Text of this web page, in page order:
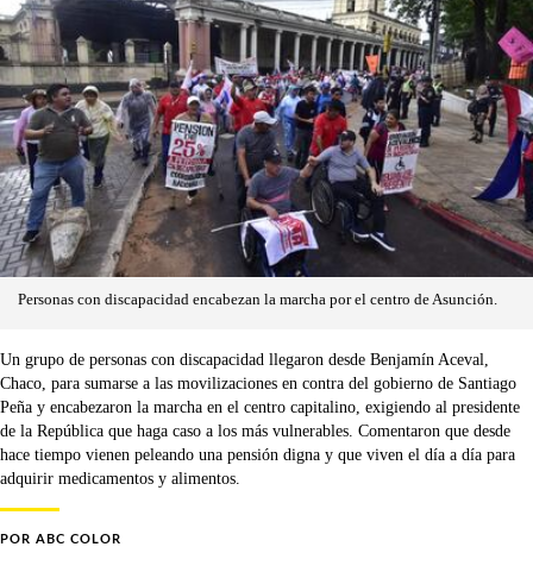
Personas con discapacidad encabezan la marcha por el centro de Asunción.
Un grupo de personas con discapacidad llegaron desde Benjamín Aceval,
Chaco, para sumarse a las movilizaciones en contra del gobierno de Santiago
Peña y encabezaron la marcha en el centro capitalino, exigiendo al presidente
de la República que haga caso a los más vulnerables. Comentaron que desde
hace tiempo vienen peleando una pensión digna y que viven el día a día para
adquirir medicamentos y alimentos.
POR ABC COLOR